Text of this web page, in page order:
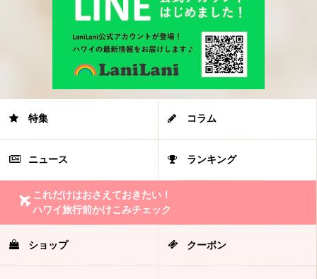
特集 コラム
ニュース ランキング
これだけはおさえておきたい！
ハワイ旅行前かけこみチェック
ショップ クーポン